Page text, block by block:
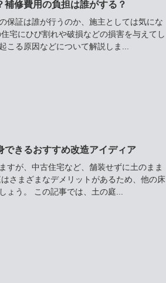
修費用の負担は誰がする？
保証は誰が行うのか、施主としては気にな
宅にひび割れや破損などの損害を与えてし
こる原因などについて解説しま...
できるおすすめ改造アイディア
すが、中古住宅など、舗装せずに土のまま
さまざまなデメリットがあるため、他の床
ょう。 この記事では、土の庭...